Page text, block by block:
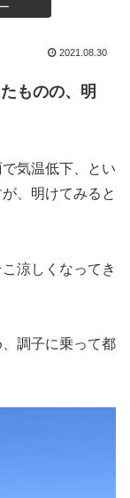
2021.08.30
ものの、明
気温低下、とい
、明けてみると
涼しくなってき
調子に乗って都